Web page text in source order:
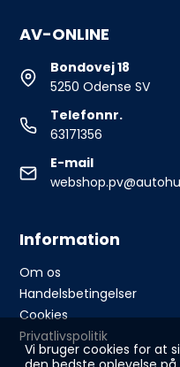
Vi bruger cookies for at
AV-ONLINE
Bondovej 18
5250 Odense SV
Telefonnr.
63171356
E-mail
Information
Om os
Handelsbetingelser
Cookies
Privatlivspolitik